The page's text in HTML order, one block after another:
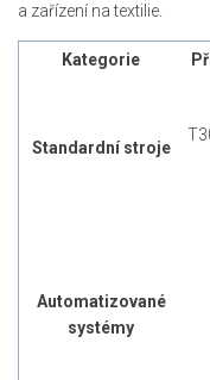
a zařízení na textilie.
Kategorie
Standardní stroje
Automatizované
systémy